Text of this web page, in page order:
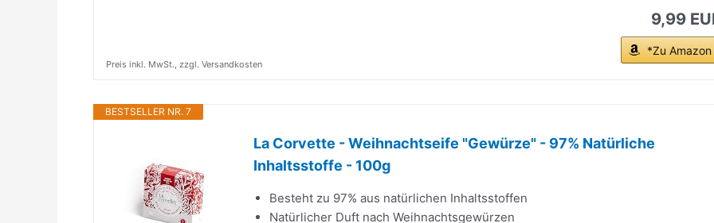
9,99
*Zu Amazon
Preis inkl. MwSt., zzgl. Versandkosten
BESTSELLER NR. 7
La Corvette - Weihnachtseife "Gewürze" - 97% Natürliche
Inhaltsstoffe - 100g
Besteht zu 97% aus natürlichen Inhaltsstoffen
Natürlicher Duft nach Weihnachtsgewürzen